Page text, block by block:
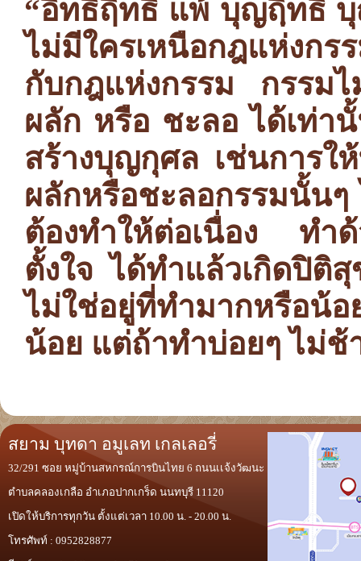
“อิทธิฤิทธิ์ แพ้ บุญฤฺิทธิ์
ไม่มีใครเหนือกฎแห่งกร
กับกฎแห่งกรรม กรรม
ผลัก หรือ ชะลอ ได้เท่า
สร้างบุญกุศล เช่นการ
ผลักหรือชะลอกรรมนั้น
ต้องทำให้ต่อเนื่อง ทำ
ตั้งใจ ได้ทำแล้วเกิดปิ
ไม่ใช่อยู่ที่ทำมากหรือน้
น้อย แต่ถ้าทำบ่อยๆ ไม่ช้
สยาม บุทดา อมูเลท เกลเลอรี่
32/291 ซอย หมู่บ้านสหกรณ์การบินไทย 6 ถนนเเจ้งวัฒนะ
ตำบลคลองเกลือ อำเภอปากเกร็ด นนทบุรี 11120
เปิดให้บริการทุกวัน ตั้งแต่เวลา 10.00 น. - 20.00 น.
โทรศัพท์ : 0952828877